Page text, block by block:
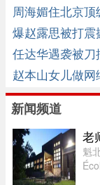
周海媚住北京
爆赵露思被打震
任达华遇袭被刀
赵本山女儿做
新闻频道
老
魁